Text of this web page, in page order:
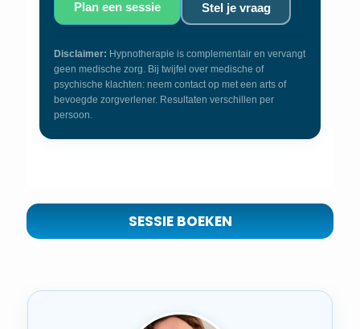
Plan een sessie Stel je vraag
Disclaimer: Hypnotherapie is complementair en vervangt
geen medische zorg. Bij twijfel over medische of
psychische klachten: neem contact op met een arts of
bevoegde zorgverlener. Resultaten verschillen per
persoon.
SESSIE BOEKEN